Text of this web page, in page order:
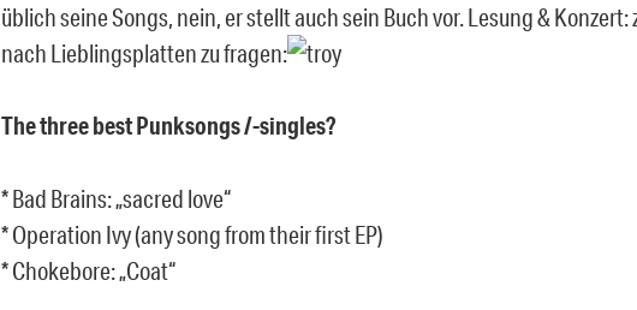
üblich seine Songs, nein, er stellt auch sein Buch vor. Lesung & Konzert:
nach Lieblingsplatten zu fragen:
The three best Punksongs /-singles?
* Bad Brains: „sacred love“
* Operation Ivy (any song from their first EP)
* Chokebore: „Coat“